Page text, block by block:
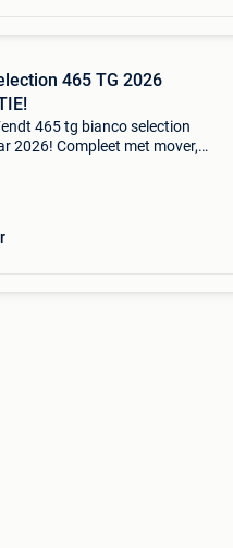
465 TG 2026
465 tg bianco selection
2026! Compleet met mover,